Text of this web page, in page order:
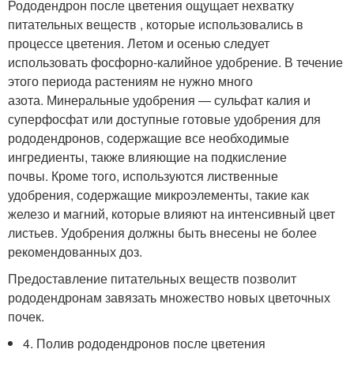
Рододендрон после цветения ощущает нехватку
питательных веществ , которые использовались в
процессе цветения. Летом и осенью следует
использовать фосфорно-калийное удобрение. В течение
этого периода растениям не нужно много
азота. Минеральные удобрения — сульфат калия и
суперфосфат или доступные готовые удобрения для
рододендронов, содержащие все необходимые
ингредиенты, также влияющие на подкисление
почвы. Кроме того, используются лиственные
удобрения, содержащие микроэлементы, такие как
железо и магний, которые влияют на интенсивный цвет
листьев. Удобрения должны быть внесены не более
рекомендованных доз.
Предоставление питательных веществ позволит
рододендронам завязать множество новых цветочных
почек.
4. Полив рододендронов после цветения